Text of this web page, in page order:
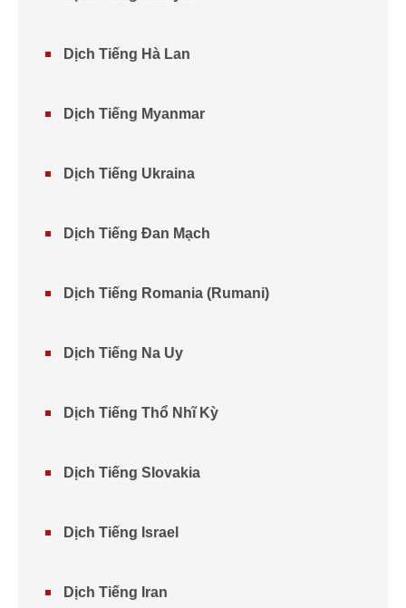
Dịch Tiếng Hà Lan
Dịch Tiếng Myanmar
Dịch Tiếng Ukraina
Dịch Tiếng Đan Mạch
Dịch Tiếng Romania (Rumani)
Dịch Tiếng Na Uy
Dịch Tiếng Thổ Nhĩ Kỳ
Dịch Tiếng Slovakia
Dịch Tiếng Israel
Dịch Tiếng Iran